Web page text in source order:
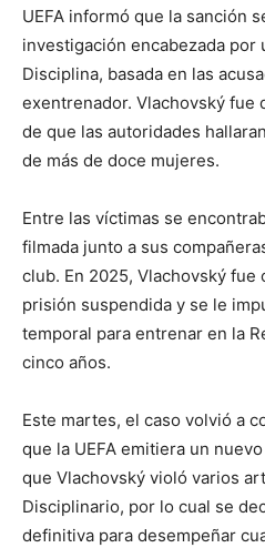
UEFA informó que la sanción
investigación encabezada por
Disciplina, basada en las
exentrenador. Vlachovský fue
de que las autoridades
de más de doce mujeres.
Entre las víctimas se
filmada junto a sus
club. En 2025, Vlachovský fue
prisión suspendida y se le
temporal para entrenar en la
cinco años.
Este martes, el caso volvió a
que la UEFA emitiera un
que Vlachovský violó varios
Disciplinario, por lo cual se
definitiva para desempeñar